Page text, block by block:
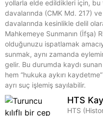
yollarla elde edildikleri için, bu
davalarında (CMK Md. 217)
davalarında kesinlikle delil
Mahkemeye Sunmanın (İfşa)
olduğunuzu ispatlamak
sunmak, aynı zamanda
gelir. Bu durumda kaydı
hem “hukuka aykırı
ayrı suç işlemiş sayılabilir.
HTS
HTS